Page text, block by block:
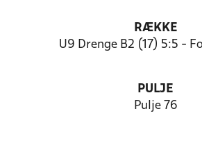
RÆKKE
U9 Drenge B2 (17) 5:5 -
PULJE
Pulje 76